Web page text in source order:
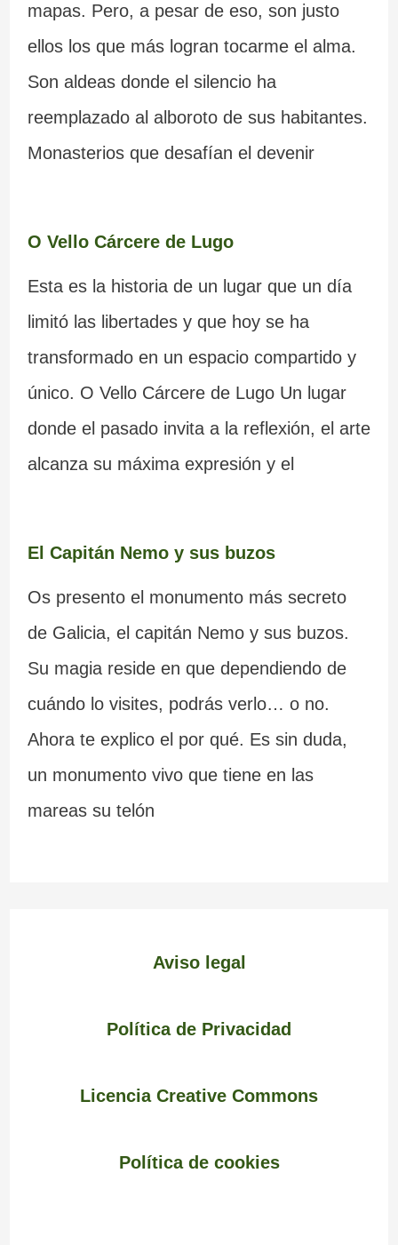
mapas. Pero, a pesar de eso, son justo
ellos los que más logran tocarme el alma.
Son aldeas donde el silencio ha
reemplazado al alboroto de sus habitantes.
Monasterios que desafían el devenir
O Vello Cárcere de Lugo
Esta es la historia de un lugar que un día
limitó las libertades y que hoy se ha
transformado en un espacio compartido y
único. O Vello Cárcere de Lugo Un lugar
donde el pasado invita a la reflexión, el arte
alcanza su máxima expresión y el
El Capitán Nemo y sus buzos
Os presento el monumento más secreto
de Galicia, el capitán Nemo y sus buzos.
Su magia reside en que dependiendo de
cuándo lo visites, podrás verlo… o no.
Ahora te explico el por qué. Es sin duda,
un monumento vivo que tiene en las
mareas su telón
Aviso legal
Política de Privacidad
Licencia Creative Commons
Política de cookies